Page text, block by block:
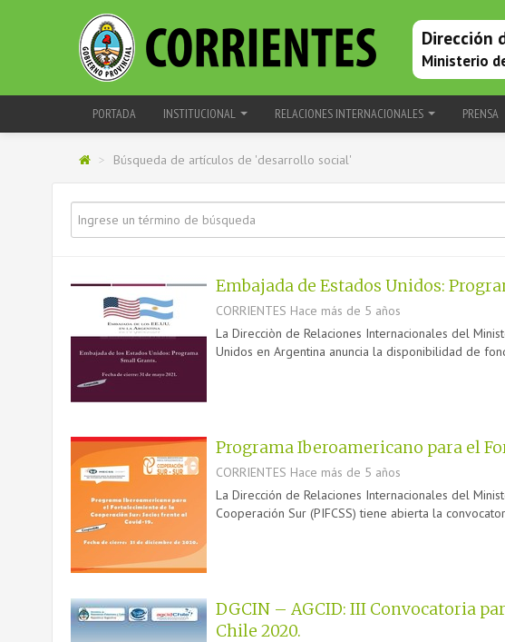
Dirección
Ministerio
PORTADA INSTITUCIONAL RELACIONES INTERNACIONALES PRENSA
> Búsqueda de artículos de 'desarrollo social'
Embajada de Estados Unidos:
CORRIENTES Hace más de 5 años
La Direcciòn de Relaciones Internacionales del
Unidos en Argentina anuncia la disponibilidad de
Programa Iberoamericano para el
CORRIENTES Hace más de 5 años
La Dirección de Relaciones Internacionales del
Cooperación Sur (PIFCSS) tiene abierta la
DGCIN – AGCID: III Convocatoria
Chile 2020.